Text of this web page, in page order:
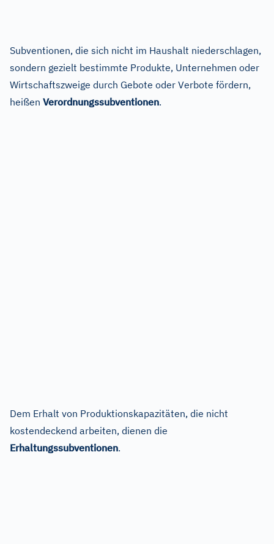
Subventionen, die sich nicht im Haushalt niederschlagen,
sondern gezielt bestimmte Produkte, Unternehmen oder
Wirtschaftszweige durch Gebote oder Verbote fördern,
heißen Verordnungssubventionen.
Dem Erhalt von Produktionskapazitäten, die nicht
kostendeckend arbeiten, dienen die
Erhaltungssubventionen.